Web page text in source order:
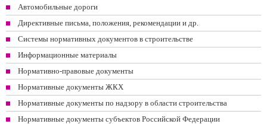
Автомобильные дороги
Директивные письма, положения, рекомендации и др.
Системы нормативных документов в строительстве
Информационные материалы
Нормативно-правовые документы
Нормативные документы ЖКХ
Нормативные документы по надзору в области строительства
Нормативные документы субъектов Российской Федерации